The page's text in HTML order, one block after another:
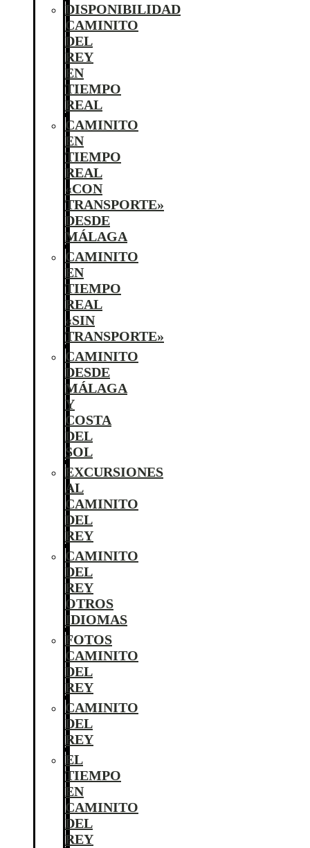
DISPONIBILIDAD
CAMINITO
DEL
REY
EN
TIEMPO
REAL
CAMINITO
EN
TIEMPO
REAL
«CON
TRANSPORTE»
DESDE
MÁLAGA
CAMINITO
EN
TIEMPO
REAL
«SIN
TRANSPORTE»
CAMINITO
DESDE
MÁLAGA
Y
COSTA
DEL
SOL
EXCURSIONES
AL
CAMINITO
DEL
REY
CAMINITO
DEL
REY
OTROS
IDIOMAS
FOTOS
CAMINITO
DEL
REY
CAMINITO
DEL
REY
EL
TIEMPO
EN
CAMINITO
DEL
REY